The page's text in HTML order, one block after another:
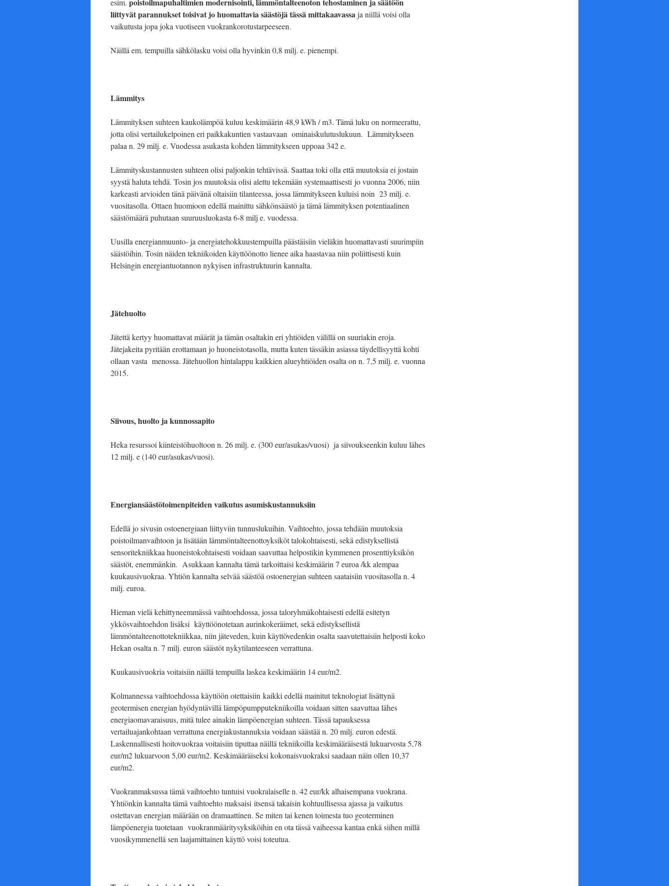
esim.
liittyvät parannukset toisivat jo huomattavia säästöjä tässä mittakaavassaja niillä voisi olla
vaikutusta jopa joka vuotiseen vuokrankorotustarpeeseen.
Näillä em. tempuilla sähkölasku voisi olla hyvinkin 0,8 milj. e. pienempi.
Lämmitys
Lämmityksen suhteen kaukolämpöä kuluu keskimäärin 48,9 kWh / m3. Tämä luku on normeerattu,
jotta olisi vertailukelpoinen eri paikkakuntien vastaavaan ominaiskulutuslukuun. Lämmitykseen
palaa n. 29 milj. e. Vuodessa asukasta kohden lämmitykseen uppoaa 342 e.
Lämmityskustannusten suhteen olisi paljonkin tehtävissä. Saattaa toki olla että muutoksia ei jostain
syystä haluta tehdä. Tosin jos muutoksia olisi alettu tekemään systemaattisesti jo vuonna 2006, niin
karkeasti arvioiden tänä päivänä oltaisiin tilanteessa, jossa lämmitykseen kuluisi noin 23 milj. e.
vuositasolla. Ottaen huomioon edellä mainittu sähkönsäästö ja tämä lämmityksen potentiaalinen
säästömäärä puhutaan suuruusluokasta 6-8 milj e. vuodessa.
Uusilla energianmuunto- ja energiatehokkuustempuilla päästäisiin vieläkin huomattavasti suurimpiin
säästöihin. Tosin näiden tekniikoiden käyttöönotto lienee aika haastavaa niin poliittisesti kuin
Helsingin energiantuotannon nykyisen infrastruktuurin kannalta.
Jätehuolto
Jätettä kertyy huomattavat määrät ja tämän osaltakin eri yhtiöiden välillä on suuriakin eroja.
Jätejakeita pyritään erottamaan jo huoneistotasolla, mutta kuten tässäkin asiassa täydellisyyttä kohti
ollaan vasta menossa. Jätehuollon hintalappu kaikkien alueyhtiöiden osalta on n. 7,5 milj. e. vuonna
2015.
Siivous, huolto ja kunnossapito
Heka resurssoi kiinteistöhuoltoon n. 26 milj. e. (300 eur/asukas/vuosi) ja siivoukseenkin kuluu lähes
12 milj. e (140 eur/asukas/vuosi).
Energiansäästötoimenpiteiden vaikutus asumiskustannuksiin
Edellä jo sivusin ostoenergiaan liittyviin tunnuslukuihin. Vaihtoehto, jossa tehdään muutoksia
poistoilmanvaihtoon ja lisätään lämmöntalteenottoyksiköt talokohtaisesti, sekä edistyksellistä
sensoritekniikkaa huoneistokohtaisesti voidaan saavuttaa helpostikin kymmenen prosenttiyksikön
säästöt, enemmänkin. Asukkaan kannalta tämä tarkoittaisi keskimäärin 7 euroa /kk alempaa
kuukausivuokraa. Yhtiön kannalta selvää säästöä ostoenergian suhteen saataisiin vuositasolla n. 4
milj. euroa.
Hieman vielä kehittyneemmässä vaihtoehdossa, jossa taloryhmäkohtaisesti edellä esitetyn
ykkösvaihtoehdon lisäksi käyttöönotetaan aurinkokeräimet, sekä edistyksellistä
lämmöntalteenottotekniikkaa, niin jäteveden, kuin käyttövedenkin osalta saavutettaisiin helposti koko
Hekan osalta n. 7 milj. euron säästöt nykytilanteeseen verrattuna.
Kuukausivuokria voitaisiin näillä tempuilla laskea keskimäärin 14 eur/m2.
Kolmannessa vaihtoehdossa käyttöön otettaisiin kaikki edellä mainitut teknologiat lisättynä
geotermisen energian hyödyntävillä lämpöpumpputekniikoilla voidaan sitten saavuttaa lähes
energiaomavaraisuus, mitä tulee ainakin lämpöenergian suhteen. Tässä tapauksessa
vertailuajankohtaan verrattuna energiakustannuksia voidaan säästää n. 20 milj. euron edestä.
Laskennallisesti hoitovuokraa voitaisiin tiputtaa näillä tekniikoilla keskimääräisestä lukuarvosta 5,78
eur/m2 lukuarvoon 5,00 eur/m2. Keskimääräiseksi kokonaisvuokraksi saadaan näin ollen 10,37
eur/m2.
Vuokranmaksussa tämä vaihtoehto tuntuisi vuokralaiselle n. 42 eur/kk alhaisempana vuokrana.
Yhtiönkin kannalta tämä vaihtoehto maksaisi itsensä takaisin kohtuullisessa ajassa ja vaikutus
ostettavan energian määrään on dramaattinen. Se miten tai kenen toimesta tuo geoterminen
lämpöenergia tuotetaan vuokranmääritysyksiköihin en ota tässä vaiheessa kantaa enkä siihen millä
vuosikymmenellä sen laajamittainen käyttö voisi toteutua.